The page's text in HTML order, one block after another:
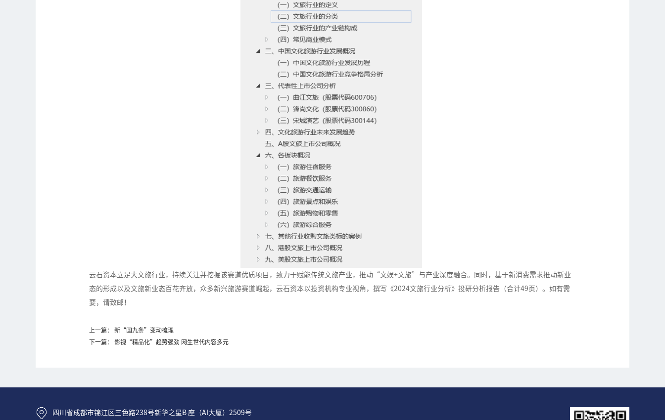
云石资本立足大文旅行业，持续关注并挖掘该赛道优质项目，致力于赋能传统文旅产业，推动“文娱+文旅”与产业深度融合。同时，基于新消费需求推动新业
态的形成以及文旅新业态百花齐放，众多新兴旅游赛道崛起，云石资本以投资机构专业视角，撰写《2024文旅行业分析》投研分析报告（合计49页）。如有需
要，请致邮！
上一篇： 新“国九条”变动梳理
下一篇： 影视“精品化”趋势强劲 网生世代内容多元
四川省成都市锦江区三色路238号新华之星B 座（AI大厦）2509号